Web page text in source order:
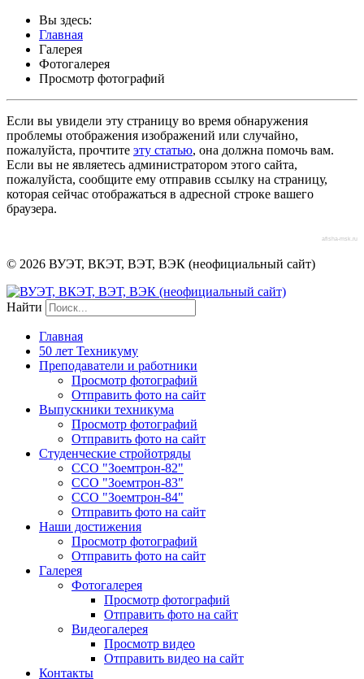
Вы здесь:
Главная
Галерея
Фотогалерея
Просмотр фотографий
Если вы увидели эту страницу во время обнаружения
проблемы отображения изображений или случайно,
пожалуйста, прочтите эту статью, она должна помочь вам.
Если вы не являетесь администратором этого сайта,
пожалуйста, сообщите ему отправив ссылку на страницу,
которая сейчас отображаться в адресной строке вашего
браузера.
afisha-msk.ru
© 2026 ВУЭТ, ВКЭТ, ВЭТ, ВЭК (неофициальный сайт)
Найти
Главная
50 лет Техникуму
Преподаватели и работники
Просмотр фотографий
Отправить фото на сайт
Выпускники техникума
Просмотр фотографий
Отправить фото на сайт
Студенческие стройотряды
ССО "Зоемтрон-82"
ССО "Зоемтрон-83"
ССО "Зоемтрон-84"
Отправить фото на сайт
Наши достижения
Просмотр фотографий
Отправить фото на сайт
Галерея
Фотогалерея
Просмотр фотографий
Отправить фото на сайт
Видеогалерея
Просмотр видео
Отправить видео на сайт
Контакты